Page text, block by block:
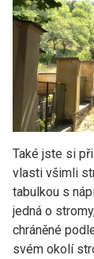
Také jste si
vlasti všimli
tabulkou s
jedná o
chráněné
svém okolí